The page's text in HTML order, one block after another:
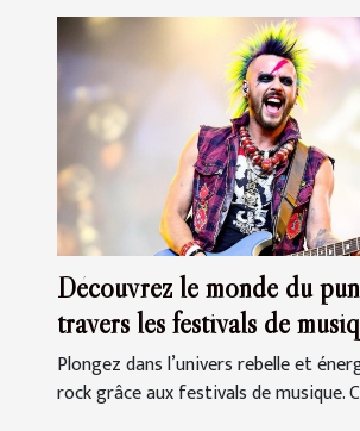
Découvrez le monde du
travers les festivals de
Plongez dans l’univers rebelle et
rock grâce aux festivals de musique.